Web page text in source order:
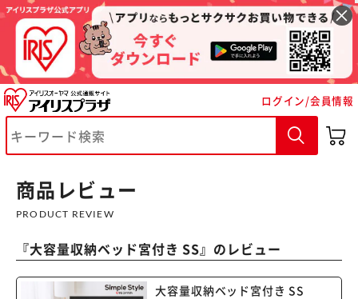
ログイン/会員情報
商品レビュー
PRODUCT REVIEW
『大容量収納ベッド宮付き SS』のレビュー
大容量収納ベッド宮付き SS
※ご確認ください
カートに入れる 購入手続きへ